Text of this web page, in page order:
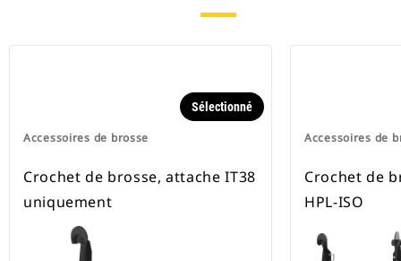
Accessoires de brosse
Sélectionné
Crochet de brosse, attache IT38
uniquement
Accessoires de
Crochet de
HPL-ISO